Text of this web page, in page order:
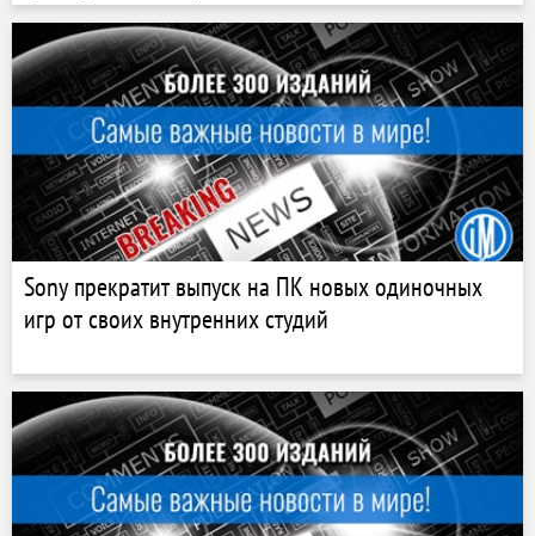
Sony прекратит выпуск на ПК новых одиночных
игр от своих внутренних студий